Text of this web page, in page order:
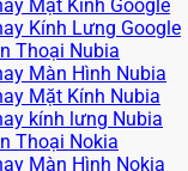
Mặt Kính Google
Kính Lưng Google
Thoại Nubia
Màn Hình Nubia
Mặt Kính Nubia
kính lưng Nubia
Thoại Nokia
Màn Hình Nokia